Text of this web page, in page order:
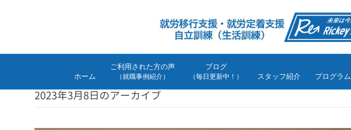
ホーム
ご利用された方の声
（就職事例紹介）
ブログ
（毎日更新中！） スタッフ紹介 プログラム
2023年3月8日のアーカイブ